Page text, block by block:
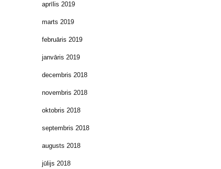
aprīlis 2019
marts 2019
februāris 2019
janvāris 2019
decembris 2018
novembris 2018
oktobris 2018
septembris 2018
augusts 2018
jūlijs 2018